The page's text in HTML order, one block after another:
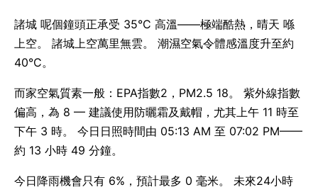
諸城 呢個鐘頭正承受 35°C 高溫——極端酷熱，晴天 喺
上空。 諸城上空萬里無雲。 潮濕空氣令體感溫度升至約
40°C。
而家空氣質素一般：EPA指數2，PM2.5 18。 紫外線指數
偏高，為 8 — 建議使用防曬霜及戴帽，尤其上午 11 時至
下午 3 時。 今日日照時間由 05:13 AM 至 07:02 PM——
約 13 小時 49 分鐘。
今日降雨機會只有 6%，預計最多 0 毫米。 未來24小時